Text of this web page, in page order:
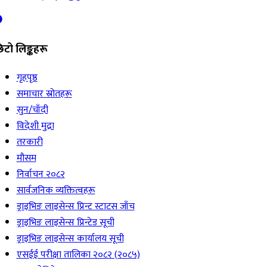
लिङ्कहरू
गृहपृष्ठ
समाचार स्रोतहरू
सुन/चाँदी
विदेशी मुद्रा
तरकारी
मौसम
निर्वाचन २०८२
सार्वजनिक व्यक्तित्वहरू
ड्राइभिङ लाइसेन्स प्रिन्ट स्टाटस जाँच
ड्राइभिङ लाइसेन्स प्रिन्टेड सूची
ड्राइभिङ लाइसेन्स कार्यालय सूची
एसईई परीक्षा तालिका २०८२ (२०८५)